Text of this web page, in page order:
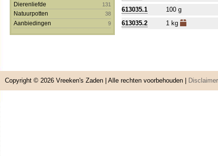
Dierenliefde
131
Natuurpotten 38
Aanbiedingen 9
613035.1
100 g
613035.2
1 kg
Copyright © 2026 Vreeken's Zaden | Alle rechten voorbehouden | Disclaimer